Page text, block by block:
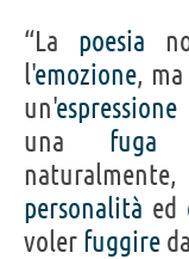
“La poesia
l'emozione,
un'espressione
una fuga
personalità ed
voler fuggire